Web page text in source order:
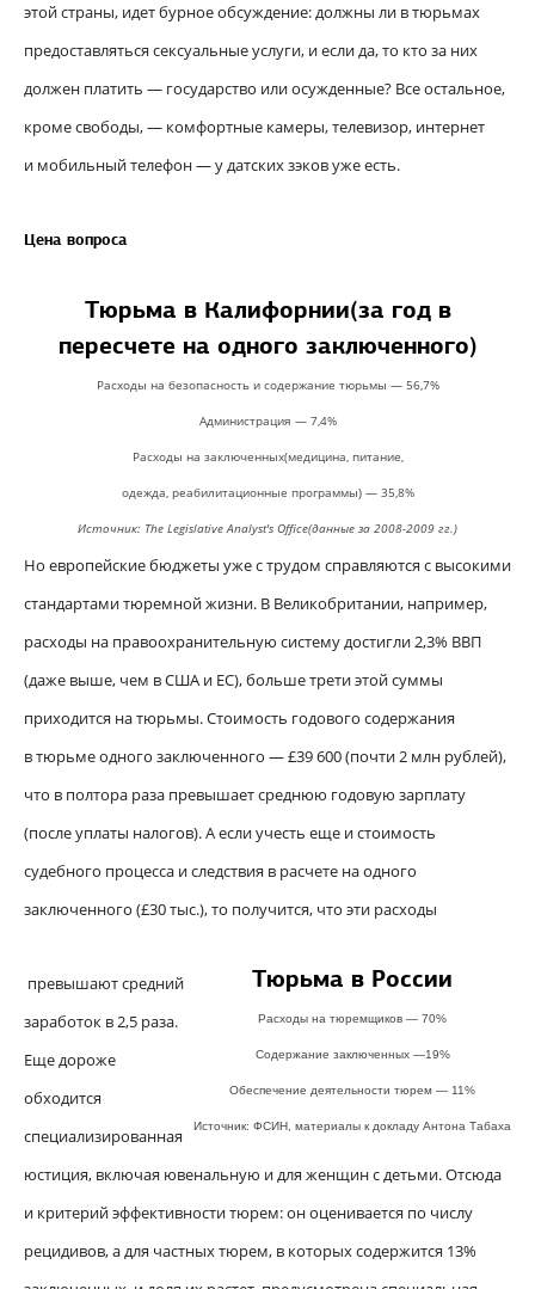
этой страны, идет бурное обсуждение: должны ли в тюрьмах
предоставляться сексуальные услуги, и если да, то кто за них
должен платить — государство или осужденные? Все остальное,
кроме свободы, — комфортные камеры, телевизор, интернет
и мобильный телефон — у датских зэков уже есть.
Цена вопроса
Тюрьма в Калифорнии(за год в
пересчете на одного заключенного)
Расходы на безопасность и содержание тюрьмы — 56,7%
Администрация — 7,4%
Расходы на заключенных(медицина, питание,
одежда, реабилитационные программы) — 35,8%
Источник: The Legislative Analyst's Office(данные за 2008-2009 гг.)
Но европейские бюджеты уже с трудом справляются с высокими
стандартами тюремной жизни. В Великобритании, например,
расходы на правоохранительную систему достигли 2,3% ВВП
(даже выше, чем в США и ЕС), больше трети этой суммы
приходится на тюрьмы. Стоимость годового содержания
в тюрьме одного заключенного — £39 600 (почти 2 млн рублей),
что в полтора раза превышает среднюю годовую зарплату
(после уплаты налогов). А если учесть еще и стоимость
судебного процесса и следствия в расчете на одного
заключенного (£30 тыс.), то получится, что эти расходы
Тюрьма в России
Расходы на тюремщиков — 70%
Содержание заключенных —19%
Обеспечение деятельности тюрем — 11%
Источник: ФСИН, материалы к докладу Антона Табаха
превышают средний
заработок в 2,5 раза.
Еще дороже
обходится
специализированная
юстиция, включая ювенальную и для женщин с детьми. Отсюда
и критерий эффективности тюрем: он оценивается по числу
рецидивов, а для частных тюрем, в которых содержится 13%